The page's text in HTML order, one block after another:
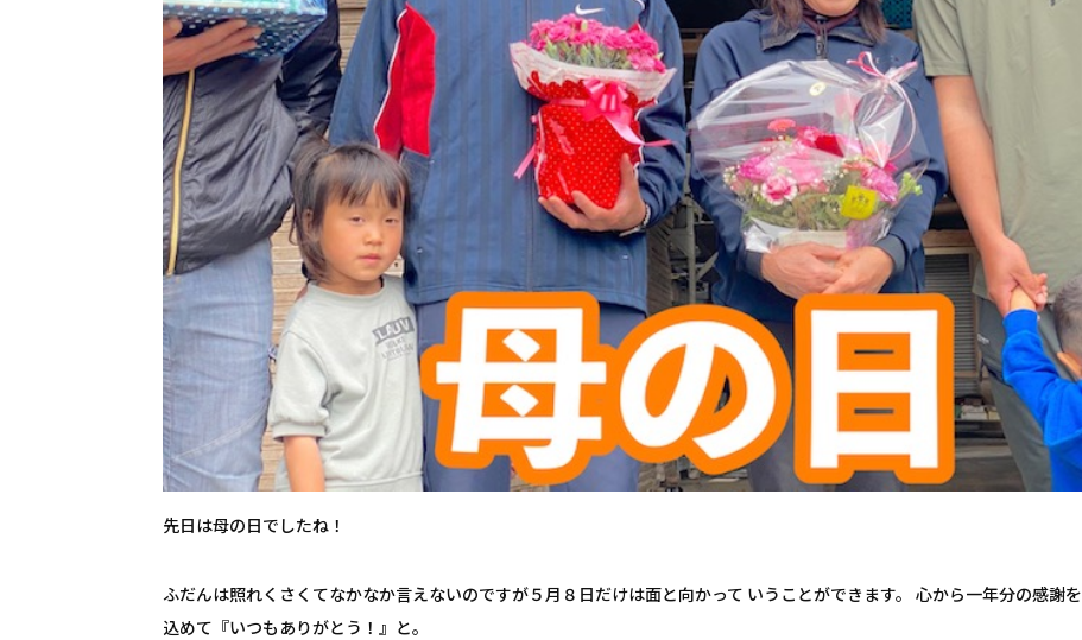
先日は母の日でしたね！
ふだんは照れくさくてなかなか言えないのですが５月８日だけは面と向かって いうことができます。 心から一年分の感謝を
込めて『いつもありがとう！』と。